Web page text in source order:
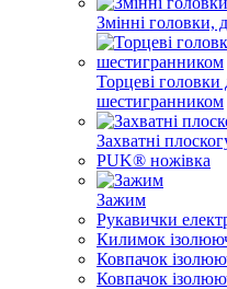
Змінні головки,
Торцеві головки
шестигранником
Захватні
PUK® ножівка
Зажим
Рукавички
Килимок
Ковпачок
Ковпачок